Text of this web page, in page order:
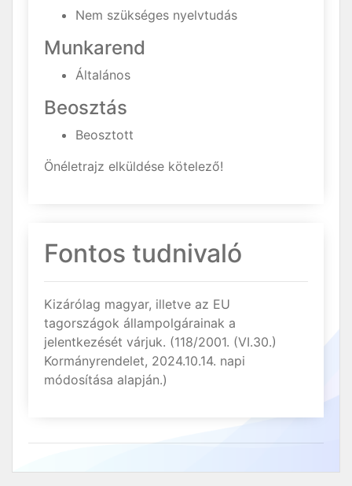
Nem szükséges nyelvtudás
Munkarend
Általános
Beosztás
Beosztott
Önéletrajz elküldése kötelező!
Fontos tudnivaló
Kizárólag magyar, illetve az EU
tagországok állampolgárainak a
jelentkezését várjuk. (118/2001. (VI.30.)
Kormányrendelet, 2024.10.14. napi
módosítása alapján.)